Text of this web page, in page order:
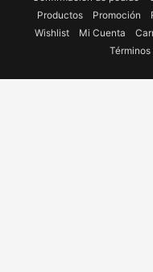
Productos
Promoción
Wishlist
Mi Cuenta